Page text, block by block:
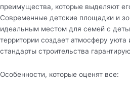
преимущества, которые выделяют
Современные детские площадки и
идеальным местом для семей с
территории создает атмосферу
стандарты строительства
Особенности, которые оценят все: